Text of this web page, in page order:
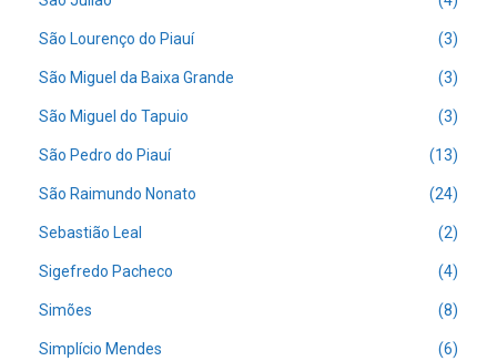
São Lourenço do Piauí (3)
São Miguel da Baixa Grande (3)
São Miguel do Tapuio (3)
São Pedro do Piauí (13)
São Raimundo Nonato (24)
Sebastião Leal (2)
Sigefredo Pacheco (4)
Simões (8)
Simplício Mendes (6)